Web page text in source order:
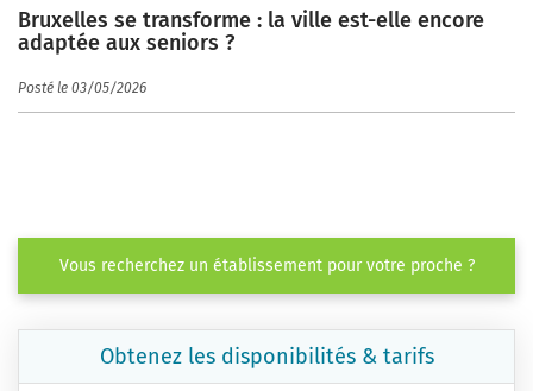
Bruxelles se transforme : la ville est-elle encore
adaptée aux seniors ?
Posté le 03/05/2026
Vous recherchez un établissement pour votre proche ?
Obtenez les disponibilités & tarifs